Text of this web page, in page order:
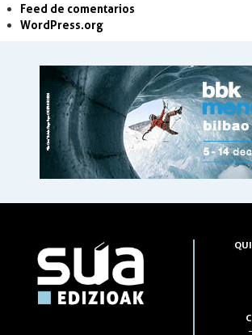
Feed de comentarios
WordPress.org